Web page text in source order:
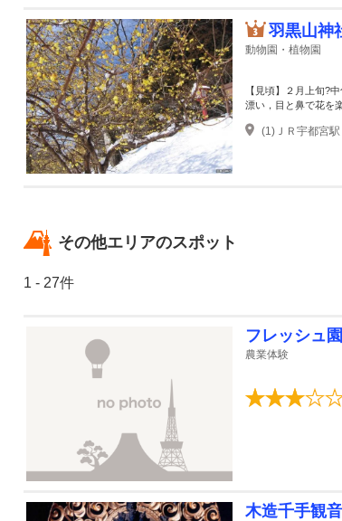
羽黒山神
動物園・植物園
【見頃】２月上旬?
漂い，目と鼻で花を
(1)ＪＲ宇都宮
その他エリアのスポット
1 - 27件
フレッシュ
農業体験
木造千手観